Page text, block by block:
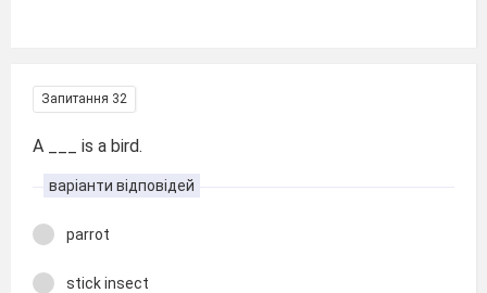
Запитання 32
A ___ is a bird.
варіанти відповідей
parrot
stick insect